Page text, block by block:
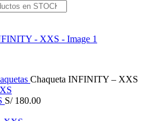
Chaqueta INFINITY – XXS
S/180.00